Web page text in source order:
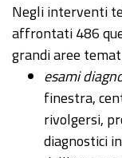
Negli interventi
affrontati 486
grandi aree
esami
finestra,
rivolgersi,
diagnostici